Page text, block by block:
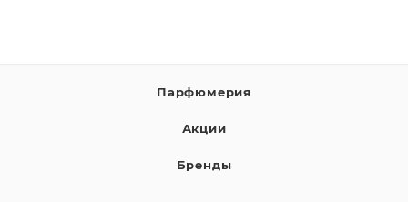
Парфюмерия
Акции
Бренды